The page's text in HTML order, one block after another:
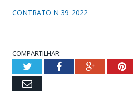
CONTRATO N 39_2022
COMPARTILHAR:
TwitterFacebookGoogle+
Email